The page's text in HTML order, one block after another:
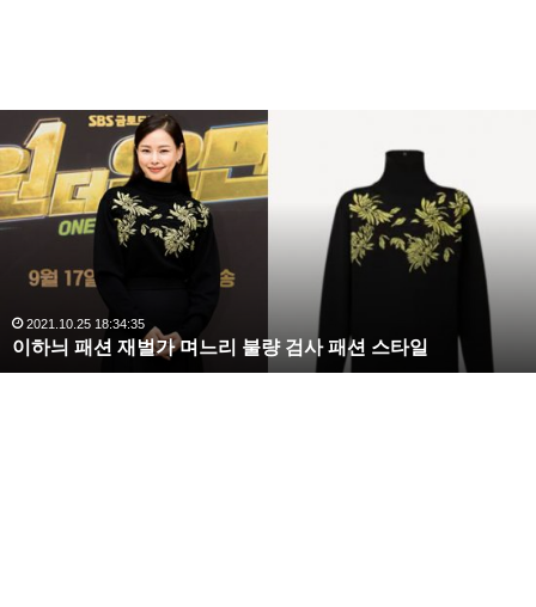
하
늬
패
션
며
느
리
2021.10.25 18:34:35
이하늬 패션 재벌가 며느리 불량 검사 패션 스타일